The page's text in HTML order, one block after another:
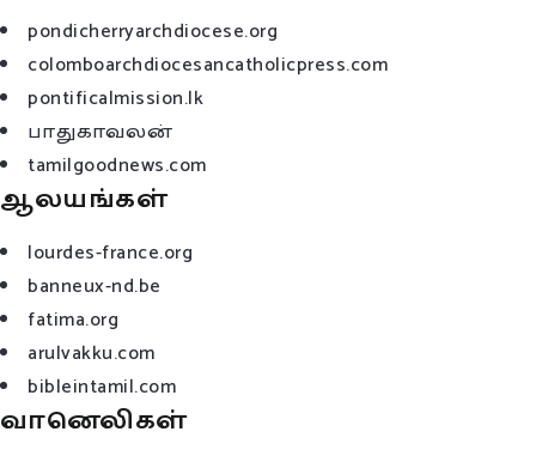
pondicherryarchdiocese.org
colomboarchdiocesancatholicpress.com
pontificalmission.lk
பாதுகாவலன்
tamilgoodnews.com
ஆலயங்கள்
lourdes-france.org
banneux-nd.be
fatima.org
arulvakku.com
bibleintamil.com
வானெலிகள்